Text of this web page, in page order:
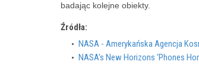
badając kolejne obiekty.
Źródła:
NASA - Amerykańska Agencja
NASA's New Horizons ‘Phones